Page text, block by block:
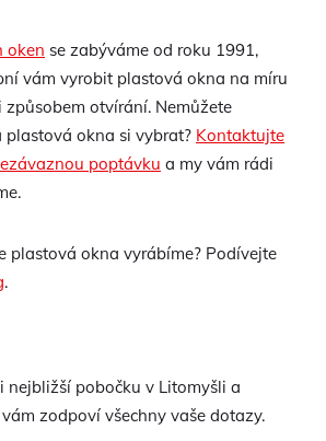
oken se zabýváme od roku 1991,
vám vyrobit plastová okna na míru
způsobem otvírání. Nemůžete
plastová okna si vybrat? Kontaktujte
poptávku a my vám rádi
plastová okna vyrábíme? Podívejte
.
nejbližší pobočku v Litomyšli a
zodpoví všechny vaše dotazy.